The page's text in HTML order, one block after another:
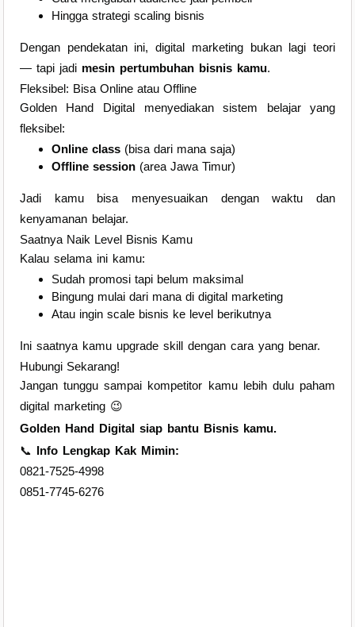
Hingga strategi scaling bisnis
Dengan pendekatan ini, digital marketing bukan lagi teori
— tapi jadi mesin pertumbuhan bisnis kamu.
Fleksibel: Bisa Online atau Offline
Golden Hand Digital menyediakan sistem belajar yang
fleksibel:
Online class(bisa dari mana saja)
Offline session(area Jawa Timur)
Jadi kamu bisa menyesuaikan dengan waktu dan
kenyamanan belajar.
Saatnya Naik Level Bisnis Kamu
Kalau selama ini kamu:
Sudah promosi tapi belum maksimal
Bingung mulai dari mana di digital marketing
Atau ingin scale bisnis ke level berikutnya
Ini saatnya kamu upgrade skill dengan cara yang benar.
Hubungi Sekarang!
Jangan tunggu sampai kompetitor kamu lebih dulu paham
digital marketing 😉
Golden Hand Digital siap bantu Bisnis kamu.
📞 Info Lengkap Kak Mimin:
0821-7525-4998
0851-7745-6276